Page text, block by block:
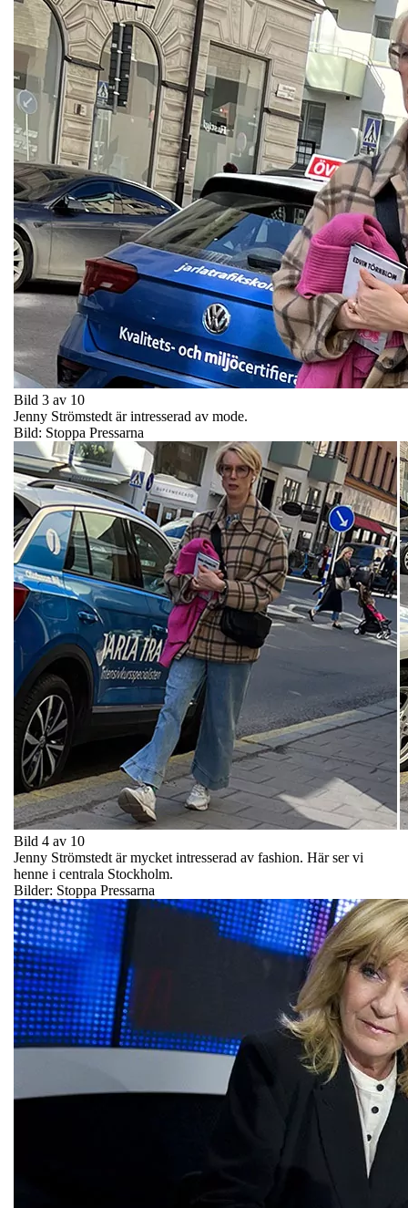
Bild 3 av 10
Jenny Strömstedt är intresserad av mode.
Bild: Stoppa Pressarna
Bild 4 av 10
Jenny Strömstedt är mycket intresserad av fashion. Här ser vi
henne i centrala Stockholm.
Bilder: Stoppa Pressarna